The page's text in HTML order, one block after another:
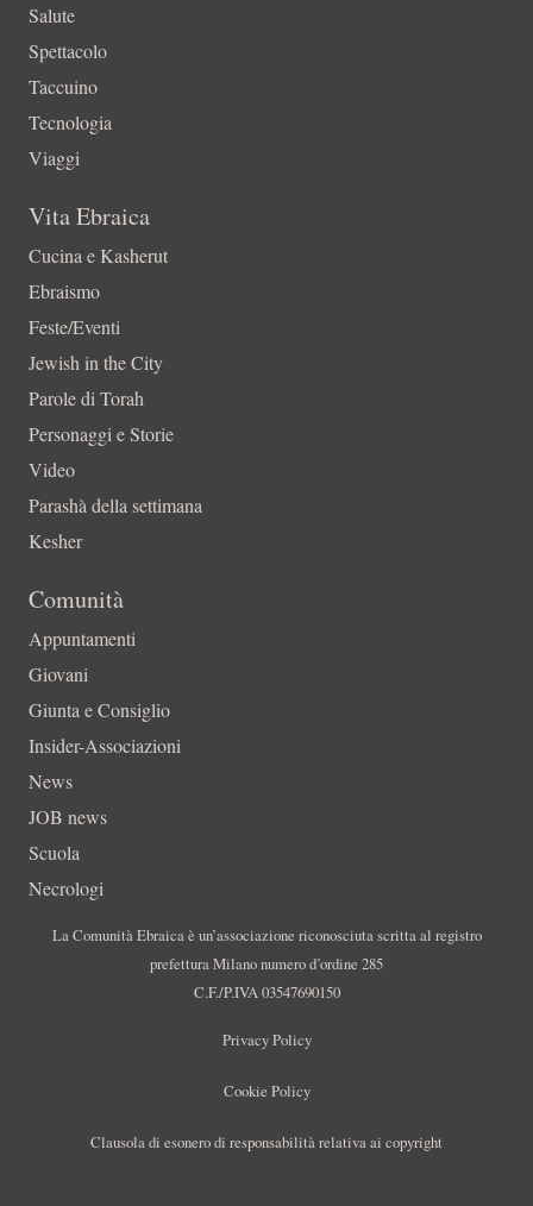
Salute
Spettacolo
Taccuino
Tecnologia
Viaggi
Vita Ebraica
Cucina e Kasherut
Ebraismo
Feste/Eventi
Jewish in the City
Parole di Torah
Personaggi e Storie
Video
Parashà della settimana
Kesher
Comunità
Appuntamenti
Giovani
Giunta e Consiglio
Insider-Associazioni
News
JOB news
Scuola
Necrologi
La Comunità Ebraica è un’associazione riconosciuta scritta al registro
prefettura Milano numero d’ordine 285
C.F./P.IVA 03547690150
Privacy Policy
Cookie Policy
Clausola di esonero di responsabilità relativa ai copyright